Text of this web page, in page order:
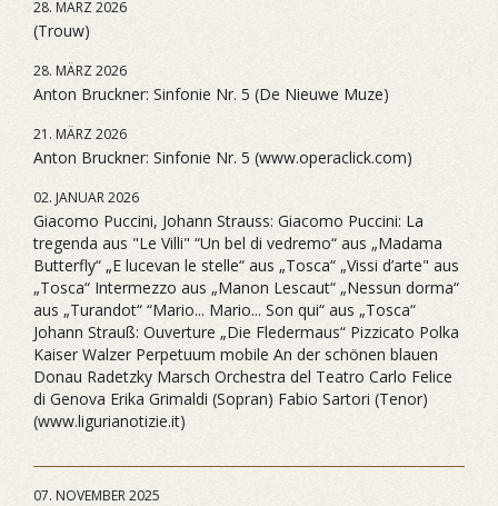
28. MÄRZ 2026
(Trouw)
28. MÄRZ 2026
Anton Bruckner: Sinfonie Nr. 5 (De Nieuwe Muze)
21. MÄRZ 2026
Anton Bruckner: Sinfonie Nr. 5 (www.operaclick.com)
02. JANUAR 2026
Giacomo Puccini, Johann Strauss: Giacomo Puccini: La
tregenda aus "Le Villi" “Un bel di vedremo“ aus „Madama
Butterfly“ „E lucevan le stelle“ aus „Tosca“ „Vissi d’arte" aus
„Tosca“ Intermezzo aus „Manon Lescaut“ „Nessun dorma“
aus „Turandot“ “Mario... Mario... Son qui“ aus „Tosca“
Johann Strauß: Ouverture „Die Fledermaus“ Pizzicato Polka
Kaiser Walzer Perpetuum mobile An der schönen blauen
Donau Radetzky Marsch Orchestra del Teatro Carlo Felice
di Genova Erika Grimaldi (Sopran) Fabio Sartori (Tenor)
(www.ligurianotizie.it)
07. NOVEMBER 2025